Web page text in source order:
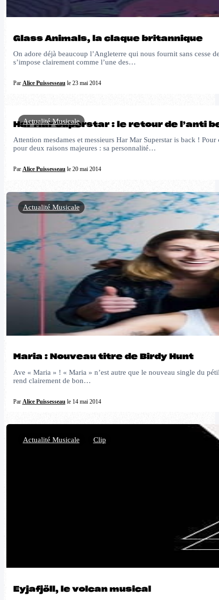
Glass Animals, la claque britannique
On adore déjà beaucoup l’Angleterre qui nous fournit sans cesse
s’impose clairement comme l’une des…
Par Alice Puissesseaule 23 mai 2014
Har Mar Superstar : le retour de l’anti
Attention mesdames et messieurs Har Mar Superstar is back !
pour deux raisons majeures : sa personnalité…
Par Alice Puissesseaule 20 mai 2014
Actualité Musicale
Maria : Nouveau titre de Birdy Hunt
Ave « Maria » ! « Maria » n’est autre que le nouveau single du
rend clairement de bon…
Par Alice Puissesseaule 14 mai 2014
Actualité Musicale
Eyjafjöll, le volcan musical
Actualité Musicale Clip